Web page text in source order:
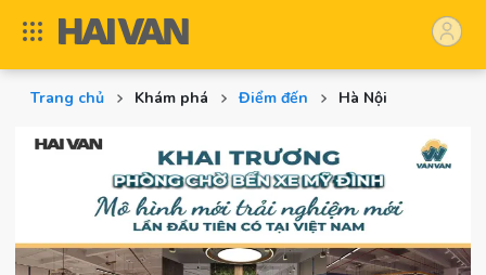
Trang chủ Khám phá Điểm đến Hà Nội